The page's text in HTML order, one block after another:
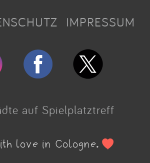
IMPRESSUM
auf Spielplatztreff
love in Cologne.